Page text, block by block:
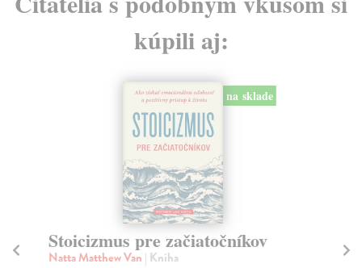
kúpili aj:
na sklade
Stoicizmus pre začiatočníkov
Natta Matthew Van | Kniha